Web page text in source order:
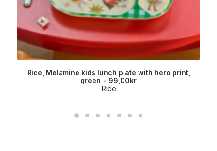
Rice, Melamine kids lunch plate with hero print,
green
99,00kr
Rice